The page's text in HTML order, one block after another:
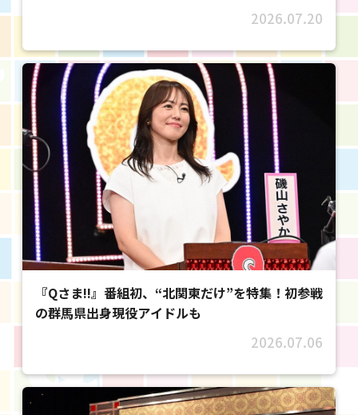
2026.07.20
『Qさま!!』番組初、“北関東だけ”を特集！初参戦
の群馬県出身現役アイドルも
2026.07.06